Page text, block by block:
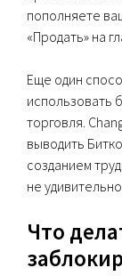
пополняете
«Продать» на
Еще один
использовать
торговля.
выводить
созданием
не
Что